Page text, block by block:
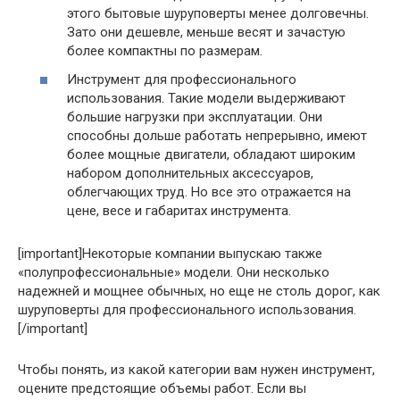
этого бытовые шуруповерты менее долговечны.
Зато они дешевле, меньше весят и зачастую
более компактны по размерам.
Инструмент для профессионального
использования. Такие модели выдерживают
большие нагрузки при эксплуатации. Они
способны дольше работать непрерывно, имеют
более мощные двигатели, обладают широким
набором дополнительных аксессуаров,
облегчающих труд. Но все это отражается на
цене, весе и габаритах инструмента.
[important]Некоторые компании выпускаю также
«полупрофессиональные» модели. Они несколько
надежней и мощнее обычных, но еще не столь дорог, как
шуруповерты для профессионального использования.
[/important]
Чтобы понять, из какой категории вам нужен инструмент,
оцените предстоящие объемы работ. Если вы